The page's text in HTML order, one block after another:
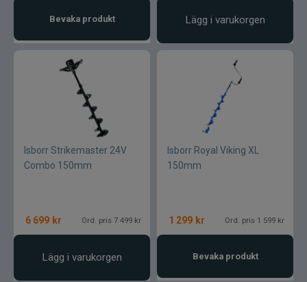
Bevaka produkt Lägg i varukorgen
Isborr Strikemaster 24V
Combo 150mm
6 699 kr Ord. pris 7 499 kr
Lägg i varukorgen
Isborr Royal Viking XL
150mm
1 299 kr Ord. pris 1 599 kr
Bevaka produkt